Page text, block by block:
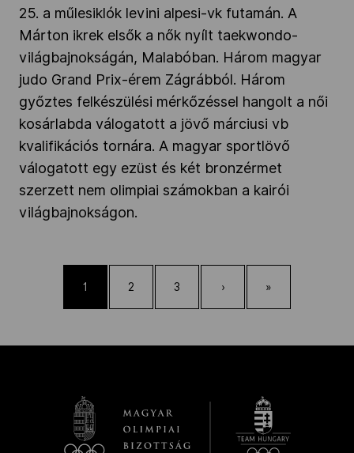
25. a műlesiklók levini alpesi-vk futamán. A
Márton ikrek elsők a nők nyílt taekwondo-
világbajnokságán, Malabóban. Három magyar
judo Grand Prix-érem Zágrábból. Három
győztes felkészülési mérkőzéssel hangolt a női
kosárlabda válogatott a jövő márciusi vb
kvalifikációs tornára. A magyar sportlövő
válogatott egy ezüst és két bronzérmet
szerzett nem olimpiai számokban a kairói
világbajnokságon.
1 2 3 › »